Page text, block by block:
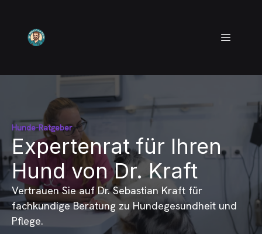
Hunde-Ratgeber
Expertenrat für Ihren
Hund von Dr. Kraft
Vertrauen Sie auf Dr. Sebastian Kraft für
fachkundige Beratung zu Hundegesundheit und
Pflege.